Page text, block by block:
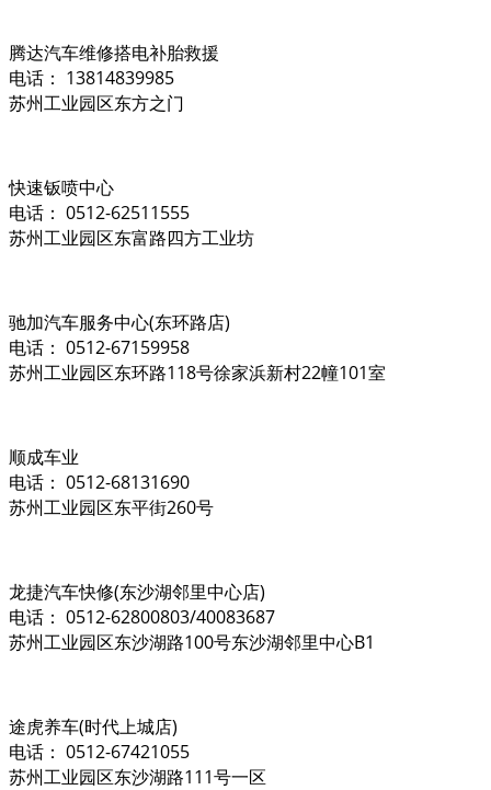
腾达汽车维修搭电补胎救援
电话： 13814839985
苏州工业园区东方之门
快速钣喷中心
电话： 0512-62511555
苏州工业园区东富路四方工业坊
驰加汽车服务中心(东环路店)
电话： 0512-67159958
苏州工业园区东环路118号徐家浜新村22幢101室
顺成车业
电话： 0512-68131690
苏州工业园区东平街260号
龙捷汽车快修(东沙湖邻里中心店)
电话： 0512-62800803/40083687
苏州工业园区东沙湖路100号东沙湖邻里中心B1
途虎养车(时代上城店)
电话： 0512-67421055
苏州工业园区东沙湖路111号一区